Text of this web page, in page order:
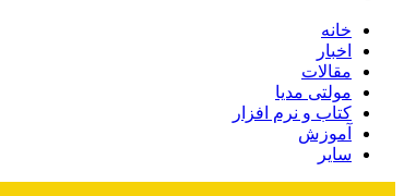
خانه
اخبار
مقالات
مولتی مدیا
کتاب و نرم افزار
آموزش
سایر